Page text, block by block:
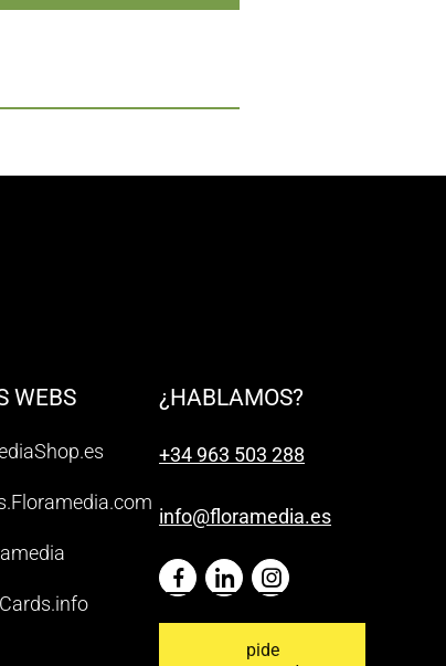
WEBS ¿HABLAMOS?
+34 963 503 288
info@floramedia.es
pide